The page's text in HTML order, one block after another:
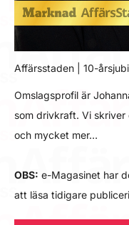
Affärsstaden | 10-
Omslagsprofil är
som drivkraft. Vi
och mycket mer…
OBS: e-Magasinet har
att läsa tidigare